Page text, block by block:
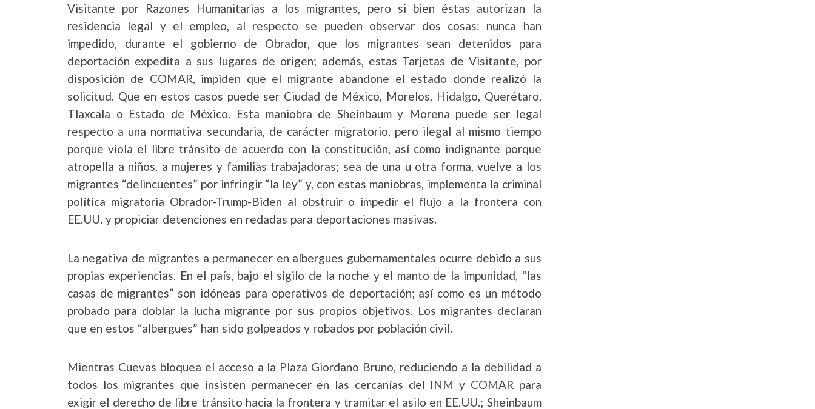
Visitante por Razones Humanitarias a los migrantes, pero si bien éstas autorizan la
residencia legal y el empleo, al respecto se pueden observar dos cosas: nunca han
impedido, durante el gobierno de Obrador, que los migrantes sean detenidos para
deportación expedita a sus lugares de origen; además, estas Tarjetas de Visitante, por
disposición de COMAR, impiden que el migrante abandone el estado donde realizó la
solicitud. Que en estos casos puede ser Ciudad de México, Morelos, Hidalgo, Querétaro,
Tlaxcala o Estado de México. Esta maniobra de Sheinbaum y Morena puede ser legal
respecto a una normativa secundaria, de carácter migratorio, pero ilegal al mismo tiempo
porque viola el libre tránsito de acuerdo con la constitución, así como indignante porque
atropella a niños, a mujeres y familias trabajadoras; sea de una u otra forma, vuelve a los
migrantes “delincuentes” por infringir “la ley” y, con estas maniobras, implementa la criminal
política migratoria Obrador-Trump-Biden al obstruir o impedir el flujo a la frontera con
EE.UU. y propiciar detenciones en redadas para deportaciones masivas.
La negativa de migrantes a permanecer en albergues gubernamentales ocurre debido a sus
propias experiencias. En el país, bajo el sigilo de la noche y el manto de la impunidad, “las
casas de migrantes” son idóneas para operativos de deportación; así como es un método
probado para doblar la lucha migrante por sus propios objetivos. Los migrantes declaran
que en estos “albergues” han sido golpeados y robados por población civil.
Mientras Cuevas bloquea el acceso a la Plaza Giordano Bruno, reduciendo a la debilidad a
todos los migrantes que insisten permanecer en las cercanías del INM y COMAR para
exigir el derecho de libre tránsito hacia la frontera y tramitar el asilo en EE.UU.; Sheinbaum